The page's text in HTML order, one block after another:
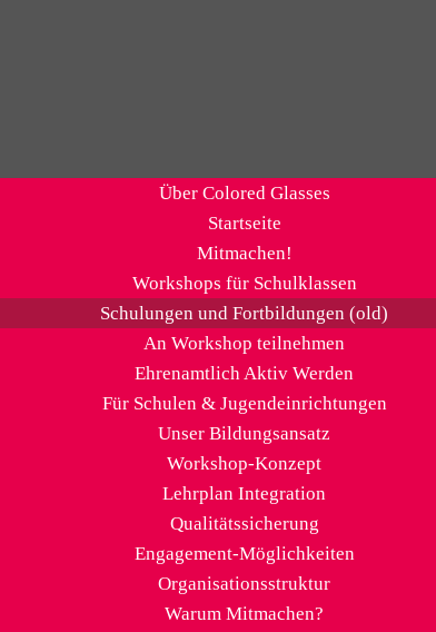
Über Colored Glasses
Startseite
Mitmachen!
Workshops für Schulklassen
Schulungen und Fortbildungen (old)
An Workshop teilnehmen
Ehrenamtlich Aktiv Werden
Für Schulen & Jugendeinrichtungen
Unser Bildungsansatz
Workshop-Konzept
Lehrplan Integration
Qualitätssicherung
Engagement-Möglichkeiten
Organisationsstruktur
Warum Mitmachen?